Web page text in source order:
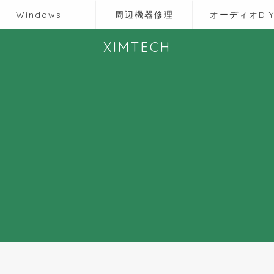
Windows 周辺機器修理 オーディオDIY
XIMTECH